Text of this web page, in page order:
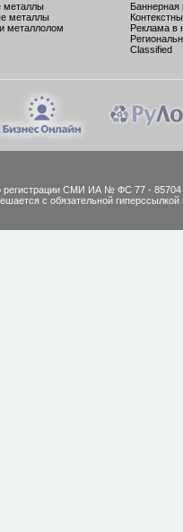
металлы
металлы
металлолом
Баннерная
Реклама в
Classified
регистрации СМИ ИА № ФС 77 - 85704
с обязательной гиперссылкой